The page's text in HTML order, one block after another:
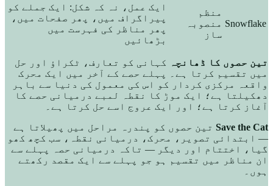
Snowflake
منظم
منصوبہ
ساز
ایک عمل، نہ کہ شکل: ایک جملے کو
پیراگراف میں، پھر صفحات میں،
پھر مناظر کی فہرست میں
بڑھائیں
تین حصوں کا ڈھانچہ
کہانی کو تعارف، ٹکراؤ اور حل
میں تقسیم کرتا ہے۔ پہلے حصے کے آخر میں ایک محرک
واقعہ مرکزی کردار کو اس کی معمول کی دنیا سے باہر
دھکیلتا ہے؛ ایک موڑ کا نقطہ لمبے درمیانی حصے کا
آغاز کرتا ہے؛ اور ایک عروج اسے حل کرتا ہے۔
Save the Cat تین حصوں کو پندرہ مراحل میں پھیلاتا ہے
— ابتدائی تصویر، محرک، درمیانی نقطہ، سب کچھ کھو
گیا، اختتام اور دیگر — تاکہ درمیانی حصہ پہلے سے
ان مناظر میں تقسیم ہو جو پہلے سے ایک مقصد رکھتے
ہوں۔